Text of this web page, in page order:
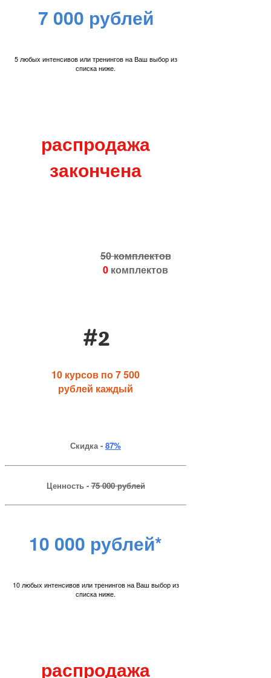
7 000 рублей
5 любых интенсивов или тренингов на Ваш выбор из
списка ниже.
распродажа
закончена
50 комплектов
0 комплектов
#2
10 курсов по 7 500
рублей каждый
Скидка - 87%
Ценность -75 000 рублей
10 000 рублей*
10 любых интенсивов или тренингов на Ваш выбор из
списка ниже.
распродажа